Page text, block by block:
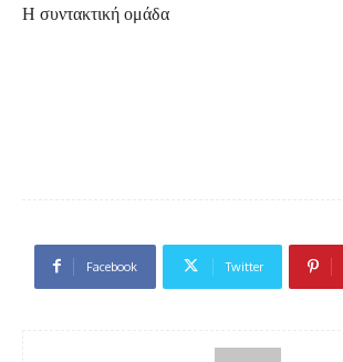
Η συντακτική ομάδα
Facebook Twitter